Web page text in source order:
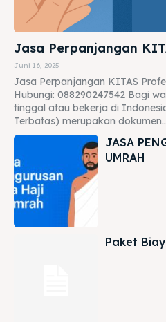
Jasa Perpanjangan
Juni 16, 2025
Jasa Perpanjangan KITAS
Hubungi: 088290247542 Bagi
tinggal atau bekerja di
Terbatas) merupakan
JASA
UMRAH
Paket